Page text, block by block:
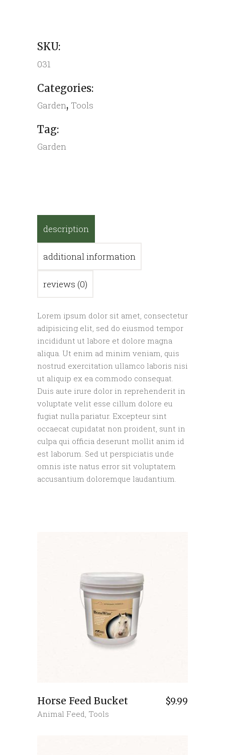
SKU:
031
Categories:
Garden, Tools
Tag:
Garden
description
additional information
reviews (0)
Lorem ipsum dolor sit amet, consectetur
adipisicing elit, sed do eiusmod tempor
incididunt ut labore et dolore magna
aliqua. Ut enim ad minim veniam, quis
nostrud exercitation ullamco laboris nisi
ut aliquip ex ea commodo consequat.
Duis aute irure dolor in reprehenderit in
voluptate velit esse cillum dolore eu
fugiat nulla pariatur. Excepteur sint
occaecat cupidatat non proident, sunt in
culpa qui officia deserunt mollit anim id
est laborum. Sed ut perspiciatis unde
omnis iste natus error sit voluptatem
accusantium doloremque laudantium.
Horse Feed Bucket $9.99
Animal Feed Tools